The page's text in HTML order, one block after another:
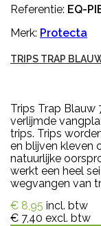
Referentie: EQ-
Merk: Protecta
TRIPS TRAP
Trips Trap Blauw
verlijmde
trips. Trips
en blijven kleven
natuurlijke
werkt een heel
wegvangen van
€ 8,95 incl. btw
€ 7,40 excl. btw